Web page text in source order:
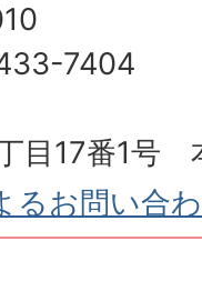
7404
目17番1号
るお問い合